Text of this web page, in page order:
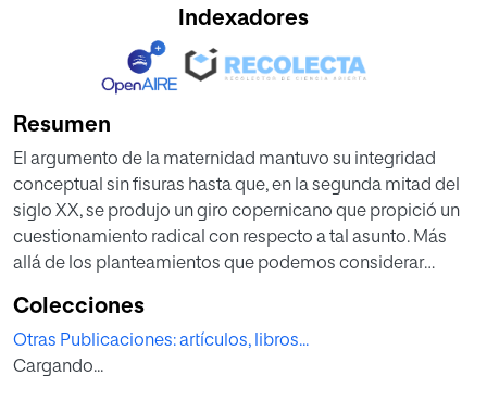
Indexadores
Resumen
El argumento de la maternidad mantuvo su integridad
conceptual sin fisuras hasta que, en la segunda mitad del
siglo XX, se produjo un giro copernicano que propició un
cuestionamiento radical con respecto a tal asunto. Más
allá de los planteamientos que podemos considerar
instrumentalización política a lo largo de la pasada
centuria, la maternidad y sus múltiples componentes —
que abarcan desde la concepción hasta la lactancia,
Colecciones
Otras Publicaciones: artículos, libros...
Cargando...